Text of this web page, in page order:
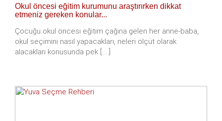
Okul öncesi eğitim kurumunu araştırırken dikkat
etmeniz gereken konular...
Çocuğu okul öncesi eğitim çağına gelen her anne-baba,
okul seçimini nasıl yapacakları, neleri ölçüt olarak
alacakları konusunda pek [.....]